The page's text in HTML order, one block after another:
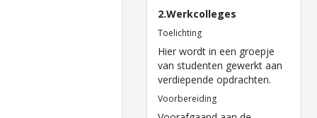
2.Werkcolleges
Toelichting
Hier wordt in een groepje
van studenten gewerkt aan
verdiepende opdrachten.
Voorbereiding